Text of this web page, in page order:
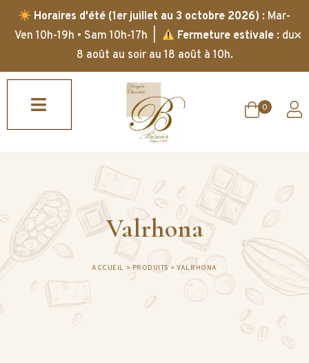
Horaires d'été (1er juillet au 3 octobre 2026) : Mar-
Ven 10h-19h • Sam 10h-17h |
Fermeture estivale: du
8 août au soir au 18 août à 10h.
✕
0
Valrhona
ACCUEIL > PRODUITS>VALRHONA